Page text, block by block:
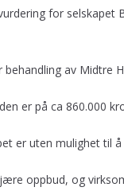
for selskapet
behandling av Midtre
er på ca 860.000
er uten mulighet til
oppbud, og